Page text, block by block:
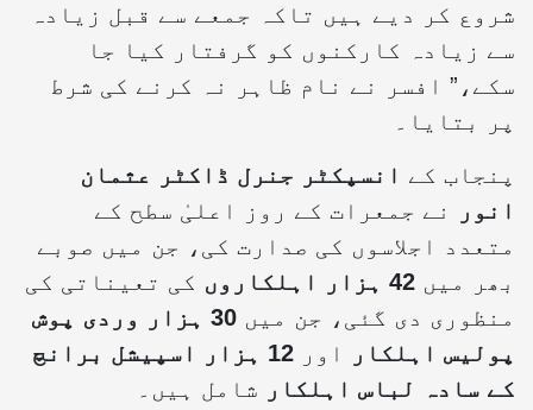
شروع کر دیے ہیں تاکہ جمعے سے قبل زیادہ
سے زیادہ کارکنوں کو گرفتار کیا جا
سکے،” افسر نے نام ظاہر نہ کرنے کی شرط
پر بتایا۔
پنجاب کے انسپکٹر جنرل ڈاکٹر عثمان
انور
نے جمعرات کے روز اعلیٰ سطح کے
متعدد اجلاسوں کی صدارت کی، جن میں صوبے
بھر میں 42 ہزار اہلکاروں
کی تعیناتی کی
منظوری دی گئی، جن میں
30 ہزار وردی پوش
پولیس اہلکار
اور
12 ہزار اسپیشل برانچ
کے سادہ لباس اہلکار
شامل ہیں۔